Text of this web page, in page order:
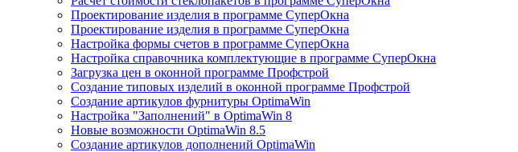
Проектирование изделия в программе СуперОкна
Проектирование изделия в программе СуперОкна
Настройка формы счетов в программе СуперОкна
Настройка справочника комплектующие в программе СуперОкна
Загрузка цен в оконной программе Профстрой
Создание типовых изделий в оконной программе Профстрой
Создание артикулов фурнитуры OptimaWin
Настройка "Заполнений" в OptimaWin 8
Новые возможности OptimaWin 8.5
Создание артикулов дополнений OptimaWin